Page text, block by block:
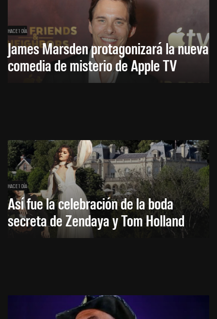
HACE 1 DÍA
James Marsden protagonizará la nueva
comedia de misterio de Apple TV
HACE 1 DÍA
Así fue la celebración de la boda
secreta de Zendaya y Tom Holland